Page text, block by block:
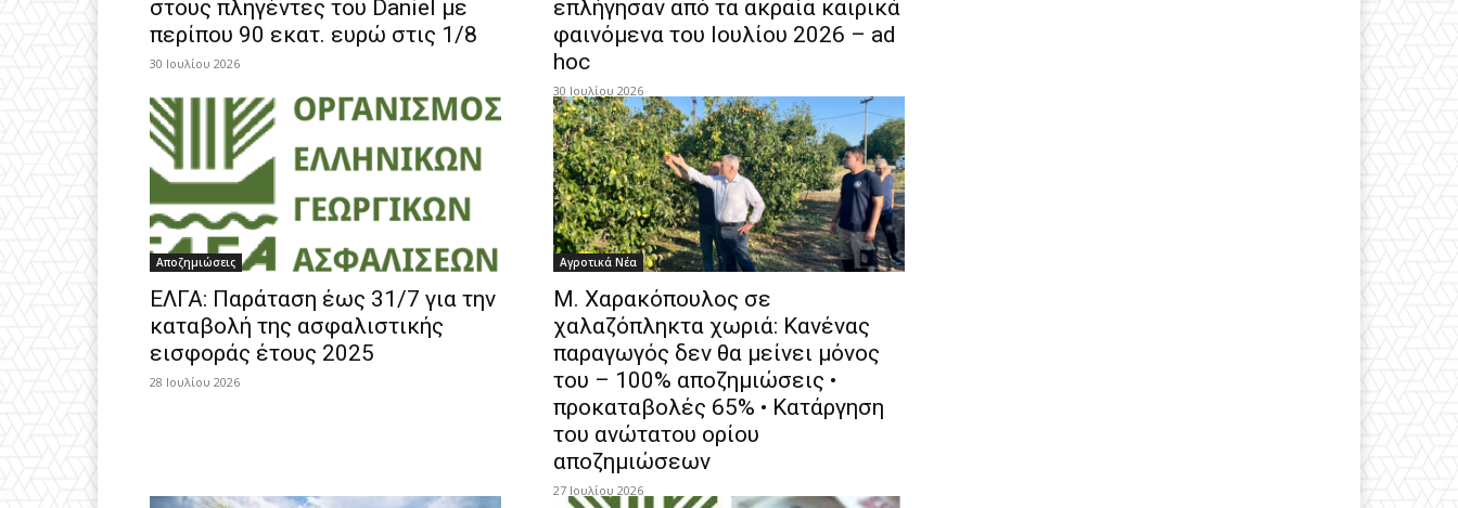
στους πληγέντες του Daniel με
περίπου 90 εκατ. ευρώ στις 1/8
30 Ιουλίου 2026
επλήγησαν από τα ακραία καιρικά
φαινόμενα του Ιουλίου 2026 – ad
hoc
30 Ιουλίου 2026
Αποζημιώσεις
ΕΛΓΑ: Παράταση έως 31/7 για την
καταβολή της ασφαλιστικής
εισφοράς έτους 2025
28 Ιουλίου 2026
Αγροτικά Νέα
Μ. Χαρακόπουλος σε
χαλαζόπληκτα χωριά: Κανένας
παραγωγός δεν θα μείνει μόνος
του – 100% αποζημιώσεις •
προκαταβολές 65% • Κατάργηση
του ανώτατου ορίου
αποζημιώσεων
27 Ιουλίου 2026